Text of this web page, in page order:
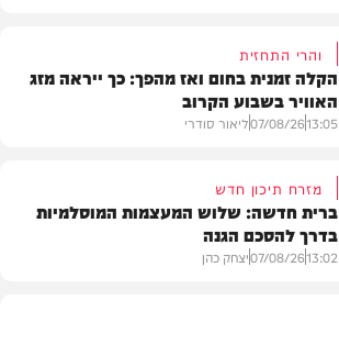
והרי התחזית
הקלה זמנית בחום ואז מהפך: כך ייראה מזג
האוויר בשבוע הקרוב
13:05
07/08/26ליאור סודרי
מזרח תיכון חדש
ברית חדשה: שלוש המעצמות המוסלמיות
בדרך להסכם הגנה
13:02
07/08/26יצחק כהן